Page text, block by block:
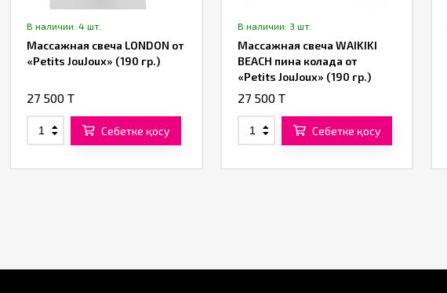
В наличии: 4 шт.
Массажная свеча LONDON от
«Petits JouJoux» (190 гр.)
27 500 T
Себетке қосу
В наличии: 3 шт.
Массажная свеча WAIKIKI
BEACH пина колада от
«Petits JouJoux» (190 гр.)
27 500 T
Себетке қосу